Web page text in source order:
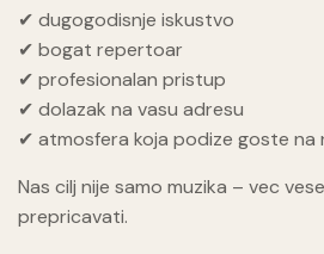
✔ dugogodisnje iskustvo
✔ bogat repertoar
✔ profesionalan pristup
✔ dolazak na vasu adresu
✔ atmosfera koja podize goste na
Nas cilj nije samo muzika – vec
prepricavati.